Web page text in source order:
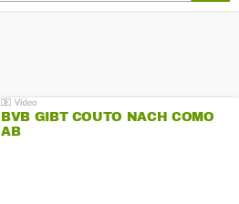
BVB GIBT COUTO NACH COMO
AB